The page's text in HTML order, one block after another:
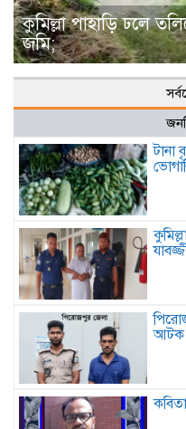
কুমিল্লা পাহাড়ি ঢলে
জমি;
টানা
আটক